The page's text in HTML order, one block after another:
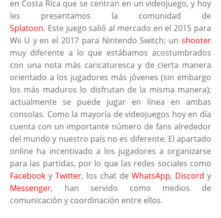
en Costa Rica que se centran en un videojuego, y hoy
les presentamos la comunidad de
Splatoon. Este juego salió al mercado en el 2015 para
Wii U y en el 2017 para Nintendo Switch; un shooter
muy diferente a lo que estábamos acostumbrados
con una nota más caricaturesca y de cierta manera
orientado a los jugadores más jóvenes (sin embargo
los más maduros lo disfrutan de la misma manera);
actualmente se puede jugar en línea en ambas
consolas. Como la mayoría de videojuegos hoy en día
cuenta con un importante número de fans alrededor
del mundo y nuestro país no es diferente. El apartado
online ha incentivado a los jugadores a organizarse
para las partidas, por lo que las redes sociales como
Facebook y Twitter, los chat de WhatsApp, Discord y
Messenger, han servido como medios de
comunicación y coordinación entre ellos.